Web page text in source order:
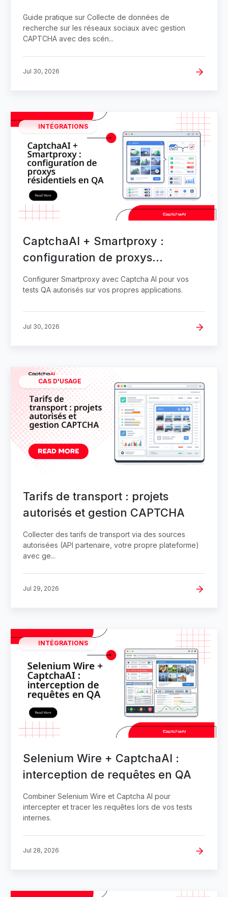
sociaux avec gestion CAPTCHA
Guide pratique sur Collecte de données de
recherche sur les réseaux sociaux avec gestion
CAPTCHA avec des scén...
Jul 30, 2026
INTÉGRATIONS
CaptchaAI + Smartproxy :
configuration de proxys
résidentiels en QA
Configurer Smartproxy avec Captcha AI pour vos
tests QA autorisés sur vos propres applications.
Jul 30, 2026
CAS D'USAGE
Tarifs de transport : projets
autorisés et gestion CAPTCHA
Collecter des tarifs de transport via des sources
autorisées (API partenaire, votre propre plateforme)
avec ge...
Jul 29, 2026
INTÉGRATIONS
Selenium Wire + CaptchaAI :
interception de requêtes en QA
Combiner Selenium Wire et Captcha AI pour
intercepter et tracer les requêtes lors de vos tests
internes.
Jul 28, 2026